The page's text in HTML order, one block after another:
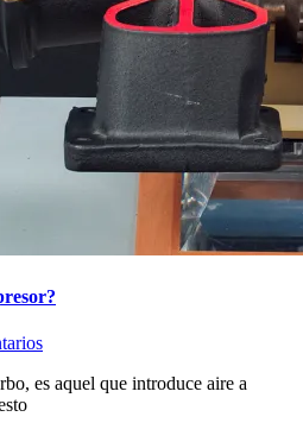
es aquel que introduce aire a